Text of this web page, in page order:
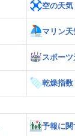
空の天気
マリン天
スポー
乾燥指数
予報に関